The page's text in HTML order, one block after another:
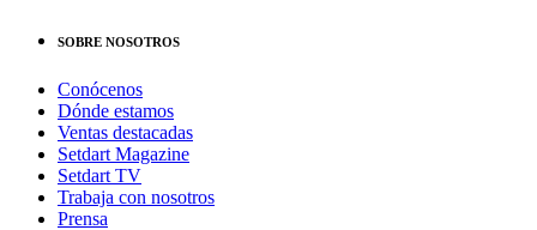
SOBRE NOSOTROS
Conócenos
Dónde estamos
Ventas destacadas
Setdart Magazine
Setdart TV
Trabaja con nosotros
Prensa